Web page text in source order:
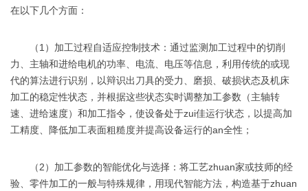
在以下几个方面：
（1）加工过程自适应控制技术：通过监测加工过程中的切削
力、主轴和进给电机的功率、电流、电压等信息，利用传统的或现
代的算法进行识别，以辩识出刀具的受力、磨损、破损状态及机床
加工的稳定性状态，并根据这些状态实时调整加工参数（主轴转
速、进给速度）和加工指令，使设备处于zui佳运行状态，以提高加
工精度、降低加工表面粗糙度并提高设备运行的an全性；
（2）加工参数的智能优化与选择：将工艺zhuan家或技师的经
验、零件加工的一般与特殊规律，用现代智能方法，构造基于zhuan